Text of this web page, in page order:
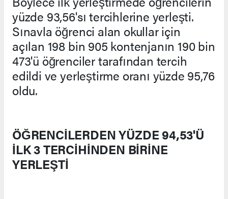
yüzde 93,56'sı tercihlerine yerleşti.
Sınavla öğrenci alan okullar için
açılan 198 bin 905 kontenjanın 190 bin
473'ü öğrenciler tarafından tercih
edildi ve yerleştirme oranı yüzde 95,76
oldu.
ÖĞRENCİLERDEN YÜZDE 94,53'Ü
İLK 3 TERCİHİNDEN BİRİNE
YERLEŞTİ